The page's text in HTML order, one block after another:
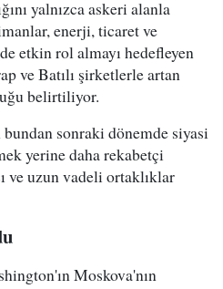
yalnızca askeri alanla
enerji, ticaret ve
etkin rol almayı hedefleyen
ve Batılı şirketlerle artan
belirtiliyor.
sonraki dönemde siyasi
yerine daha rekabetçi
ve uzun vadeli ortaklıklar
Moskova'nın